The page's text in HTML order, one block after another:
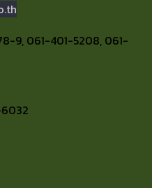
9, 061-401-5208, 061-